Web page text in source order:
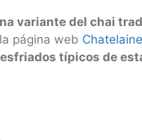
variante del chai
página web Chatelaine
típicos de